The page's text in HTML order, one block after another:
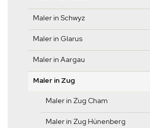
Maler in Schwyz
Maler in Glarus
Maler in Aargau
Maler in Zug
Maler in Zug Cham
Maler in Zug Hünenberg